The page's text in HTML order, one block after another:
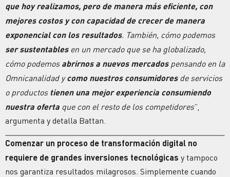
que hoy realizamos, pero de manera más eficiente, con
mejores costos y con capacidad de crecer de manera
exponencial con los resultados. También, cómo podemos
ser sustentablesen un mercado que se ha globalizado,
cómo podemos abrirnos a nuevos mercadospensando en la
Omnicanalidad ycomo nuestros consumidoresde servicios
o productos tienen una mejor experiencia consumiendo
nuestra oferta que con el resto de los competidores”,
argumenta y detalla Battan.
Comenzar un proceso de transformación digital no
requiere de grandes inversiones tecnológicas y tampoco
nos garantiza resultados milagrosos. Simplemente cuando